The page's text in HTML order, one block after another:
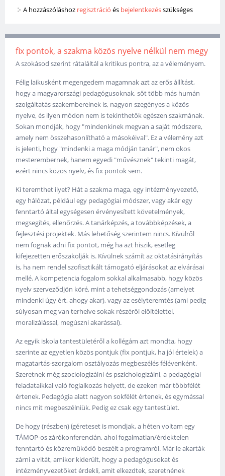
A hozzászóláshoz regisztráció és bejelentkezésszükséges
fix pontok, a szakma közös nyelve nélkül nem megy
A szokásod szerint rátaláltál a kritikus pontra, az a véleményem.
Félig laikusként megengedem magamnak azt az erős állítást,
hogy a magyarországi pedagógusoknak, sőt több más humán
szolgáltatás szakembereinek is, nagyon szegényes a közös
nyelve, és ilyen módon nem is tekinthetők egészen szakmának.
Sokan mondják, hogy "mindenkinek megvan a saját módszere,
amely nem összehasonlítható a másokéival". Ez a vélemény azt
is jelenti, hogy "mindenki a maga módján tanár", nem okos
mesterembernek, hanem egyedi "művésznek" tekinti magát,
ezért nincs közös nyelv, és fix pontok sem.
Ki teremthet ilyet? Hát a szakma maga, egy intézményvezető,
egy hálózat, például egy pedagógiai módszer, vagy akár egy
fenntartó által egységesen érvényesített követelmények,
megsegítés, ellenőrzés. A tanárképzés, a továbbképzések, a
fejlesztési projektek. Más lehetőség szerintem nincs. Kívülről
nem fognak adni fix pontot, még ha azt hiszik, esetleg
kifejezetten erőszakolják is. Kívülnek számít az oktatásirányítás
is, ha nem rendel szofisztikált támogató eljárásokat az elvárásai
mellé. A kompetencia fogalom sokkal alkalmasabb, hogy közös
nyelv szerveződjön köré, mint a tehetséggondozás (amelyet
mindenki úgy ért, ahogy akar), vagy az esélyteremtés (ami pedig
súlyosan meg van terhelve sokak részéről előítélettel,
moralizálással, megúszni akarással).
Az egyik iskola tantestületéről a kollégám azt mondta, hogy
szerinte az egyetlen közös pontjuk (fix pontjuk, ha jól értelek) a
magatartás-szorgalom osztályozás megbeszélés félévenként.
Szeretnek még szociologizálni és pszichologizálni, a pedagógiai
feladataikkal való foglalkozás helyett, de ezeken már többfélét
értenek. Pedagógia alatt nagyon sokfélét értenek, és egymással
nincs mit megbeszélniük. Pedig ez csak egy tantestület.
De hogy (részben) ígéreteset is mondjak, a héten voltam egy
TÁMOP-os zárókonferencián, ahol fogalmatlan/érdektelen
fenntartó és közreműködő beszélt a programról. Már le akarták
zárni a vitát, amikor kiderült, hogy a pedagógusokat és
intézményvezetőket érdekli, amit elkezdtek, szeretnének